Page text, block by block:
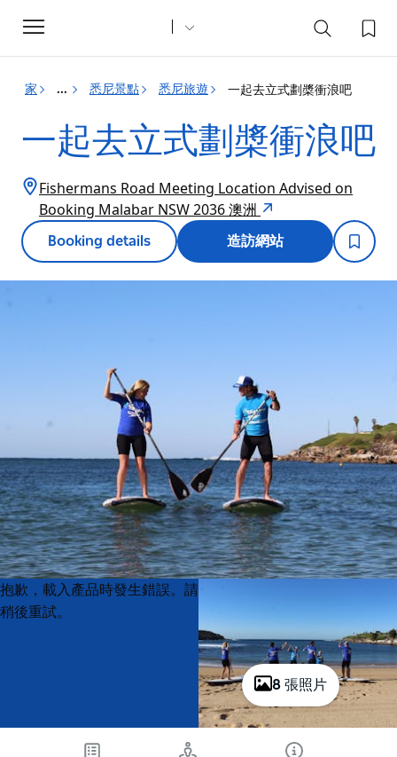
Toggle
navigation
家 ... 悉尼景點 悉尼旅遊 一起去立式劃槳衝浪吧
一起去立式劃槳衝浪吧
Fishermans Road Meeting Location Advised on
Booking Malabar NSW 2036 澳洲
Booking details 造訪網站
8 張照片
Product
List
Product
List
抱歉，載入產品時發生錯誤。請
稍後重試。